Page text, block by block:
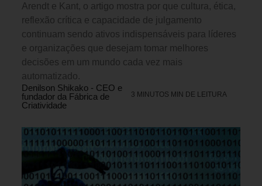
Arendt e Kant, o artigo mostra por que cultura, ética,
reflexão crítica e capacidade de julgamento
continuam sendo ativos indispensáveis para líderes
e organizações que desejam tomar melhores
decisões em um mundo cada vez mais
automatizado.
Denilson Shikako - CEO e
fundador da Fábrica de
Criatividade
3 MINUTOS MIN DE LEITURA